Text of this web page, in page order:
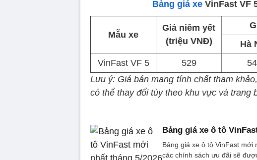
Bảng giá xe VinFast VF
Mẫu xe
Giá niêm yết
(triệu VNĐ)
Hà
VinFast VF 5
529
Lưu ý: Giá bán mang tính chất tham
có thể thay đổi tùy theo khu vực và trang
Bảng giá xe ô tô
Bảng giá xe ô tô VinFast mới
các chính sách ưu đãi sẽ